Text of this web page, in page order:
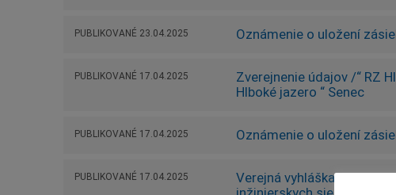
PUBLIKOVANÉ 23.04.2025 Oznámenie o uložení
PUBLIKOVANÉ 17.04.2025
Zverejnenie údajov /“ RZ
Hlboké jazero “ Senec
PUBLIKOVANÉ 17.04.2025 Oznámenie o uložení
PUBLIKOVANÉ 17.04.2025
Verejná vyhláška /